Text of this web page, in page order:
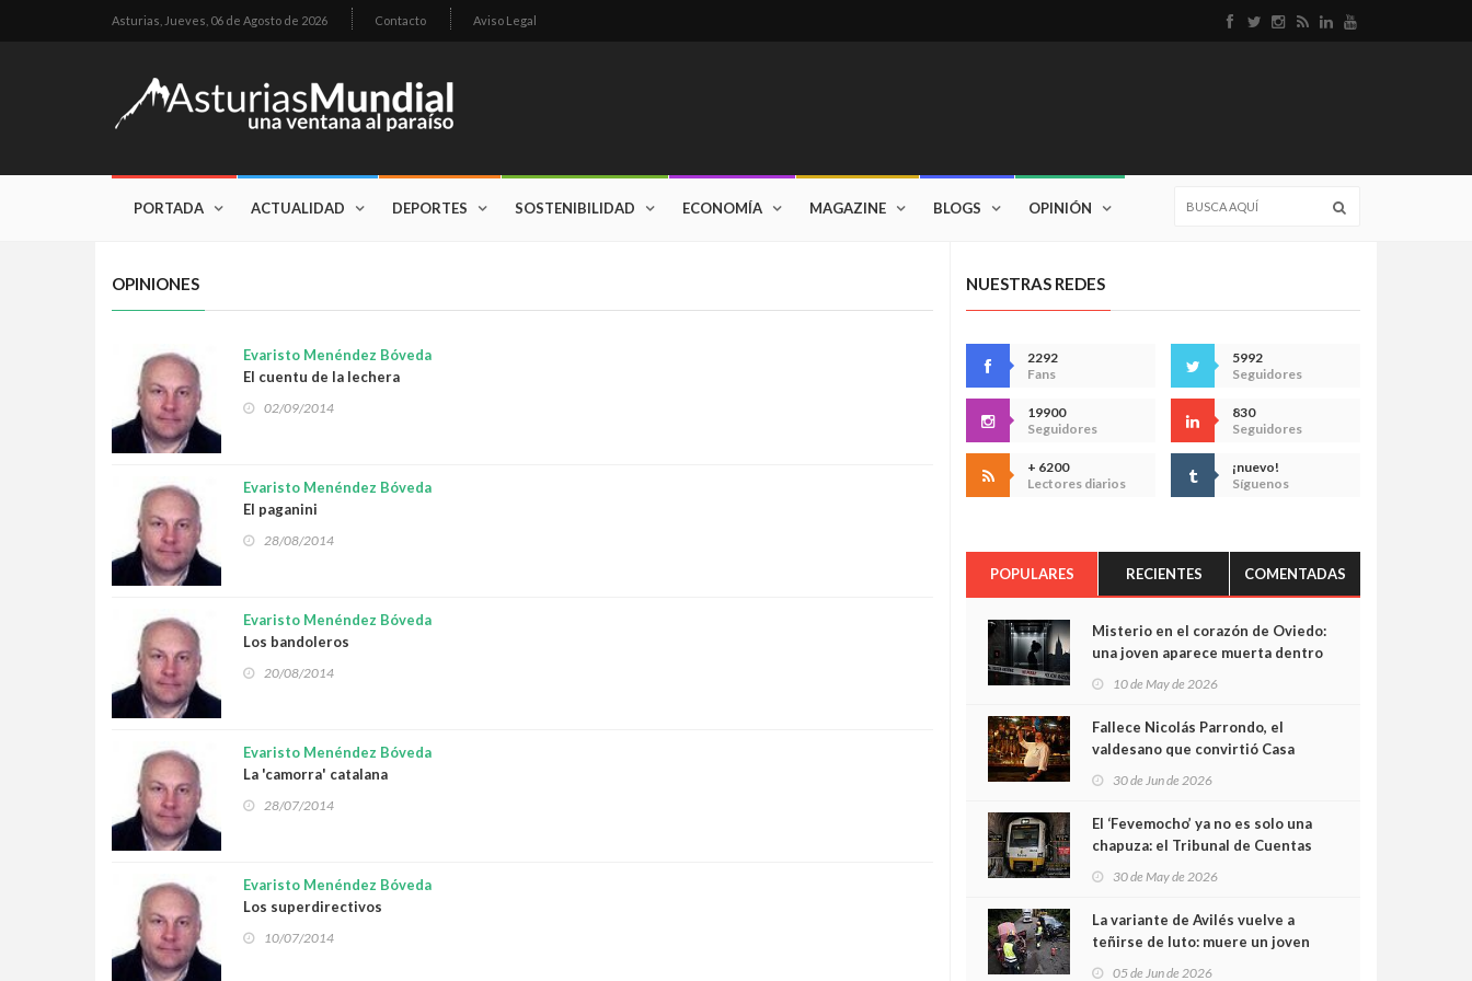
Asturias, Jueves, 06 de Agosto de 2026 Contacto Aviso Legal
PORTADA ACTUALIDAD DEPORTES SOSTENIBILIDAD ECONOMÍA MAGAZINE BLOGS OPINIÓN
OPINIONES
Evaristo Menéndez Bóveda
El cuentu de la lechera
02/09/2014
Evaristo Menéndez Bóveda
El paganini
28/08/2014
Evaristo Menéndez Bóveda
Los bandoleros
20/08/2014
Evaristo Menéndez Bóveda
La 'camorra' catalana
28/07/2014
Evaristo Menéndez Bóveda
Los superdirectivos
10/07/2014
NUESTRAS REDES
2292
Fans
5992
Seguidores
19900
Seguidores
830
Seguidores
+ 6200
Lectores diarios
¡nuevo!
Síguenos
POPULARES RECIENTES COMENTADAS
Misterio en el corazón de Oviedo:
una joven aparece muerta dentro
cámaras captan sus últimos
minutos
10 de May de 2026
Fallece Nicolás Parrondo, el
valdesano que convirtió Casa
30 de Jun de 2026
El ‘Fevemocho’ ya no es solo una
chapuza: el Tribunal de Cuentas
sobrecoste de los trenes que no
cabían por los túneles
30 de May de 2026
La variante de Avilés vuelve a
teñirse de luto: muere un joven
05 de Jun de 2026